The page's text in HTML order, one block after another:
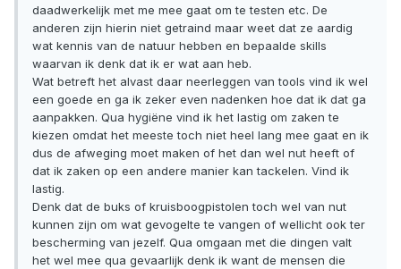
daadwerkelijk met me mee gaat om te testen etc. De
anderen zijn hierin niet getraind maar weet dat ze aardig
wat kennis van de natuur hebben en bepaalde skills
waarvan ik denk dat ik er wat aan heb.
Wat betreft het alvast daar neerleggen van tools vind ik wel
een goede en ga ik zeker even nadenken hoe dat ik dat ga
aanpakken. Qua hygiëne vind ik het lastig om zaken te
kiezen omdat het meeste toch niet heel lang mee gaat en ik
dus de afweging moet maken of het dan wel nut heeft of
dat ik zaken op een andere manier kan tackelen. Vind ik
lastig.
Denk dat de buks of kruisboogpistolen toch wel van nut
kunnen zijn om wat gevogelte te vangen of wellicht ook ter
bescherming van jezelf. Qua omgaan met die dingen valt
het wel mee qua gevaarlijk denk ik want de mensen die